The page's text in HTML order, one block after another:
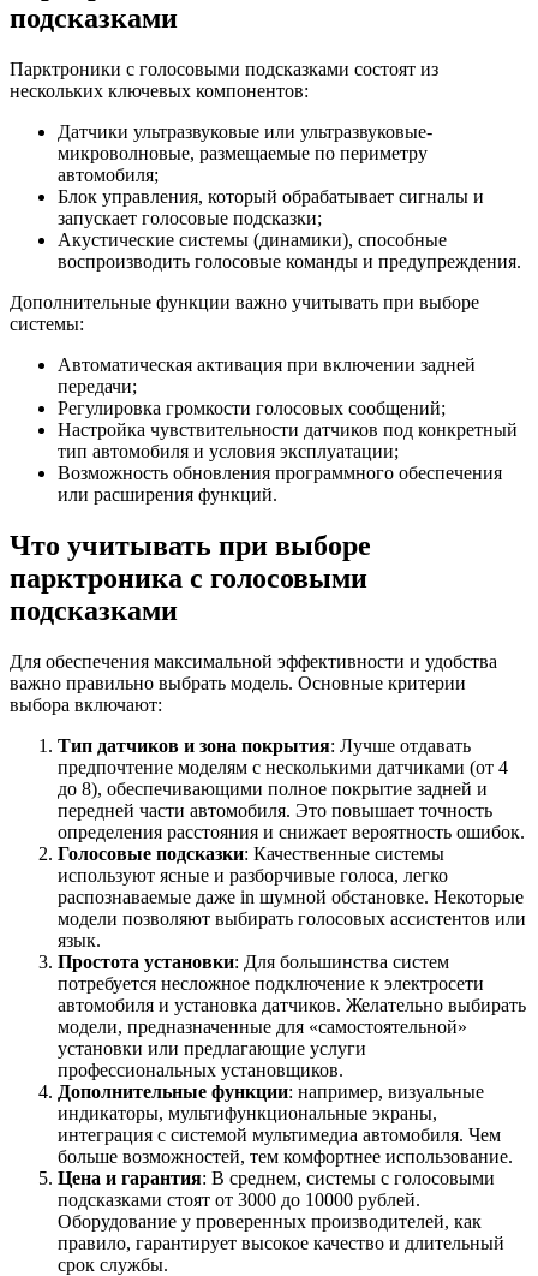
подсказками
Парктроники с голосовыми подсказками состоят из
нескольких ключевых компонентов:
Датчики ультразвуковые или ультразвуковые-
микроволновые, размещаемые по периметру
автомобиля;
Блок управления, который обрабатывает сигналы и
запускает голосовые подсказки;
Акустические системы (динамики), способные
воспроизводить голосовые команды и предупреждения.
Дополнительные функции важно учитывать при выборе
системы:
Автоматическая активация при включении задней
передачи;
Регулировка громкости голосовых сообщений;
Настройка чувствительности датчиков под конкретный
тип автомобиля и условия эксплуатации;
Возможность обновления программного обеспечения
или расширения функций.
Что учитывать при выборе
парктроника с голосовыми
подсказками
Для обеспечения максимальной эффективности и удобства
важно правильно выбрать модель. Основные критерии
выбора включают:
Тип датчиков и зона покрытия: Лучше отдавать
предпочтение моделям с несколькими датчиками (от 4
до 8), обеспечивающими полное покрытие задней и
передней части автомобиля. Это повышает точность
определения расстояния и снижает вероятность ошибок.
Голосовые подсказки: Качественные системы
используют ясные и разборчивые голоса, легко
распознаваемые даже in шумной обстановке. Некоторые
модели позволяют выбирать голосовых ассистентов или
язык.
Простота установки: Для большинства систем
потребуется несложное подключение к электросети
автомобиля и установка датчиков. Желательно выбирать
модели, предназначенные для «самостоятельной»
установки или предлагающие услуги
профессиональных установщиков.
Дополнительные функции: например, визуальные
индикаторы, мультифункциональные экраны,
интеграция с системой мультимедиа автомобиля. Чем
больше возможностей, тем комфортнее использование.
Цена и гарантия: В среднем, системы с голосовыми
подсказками стоят от 3000 до 10000 рублей.
Оборудование у проверенных производителей, как
правило, гарантирует высокое качество и длительный
срок службы.